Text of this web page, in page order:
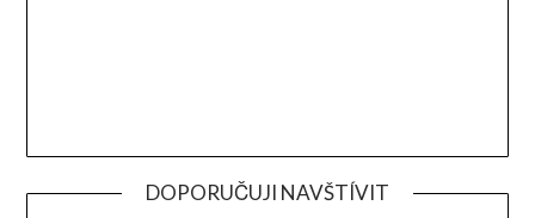
DOPORUČUJI NAVŠTÍVIT